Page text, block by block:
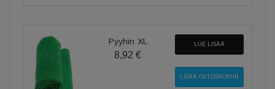
Pyyhin XL
8,92 €
LUE LISÄÄ